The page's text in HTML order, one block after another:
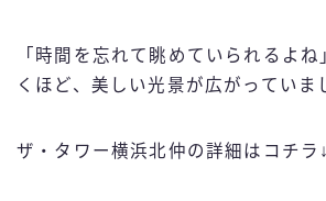
「時間を忘れて眺めていられるよ
くほど、美しい光景が広がっていま
ザ・タワー横浜北仲の詳細はコチラ↓